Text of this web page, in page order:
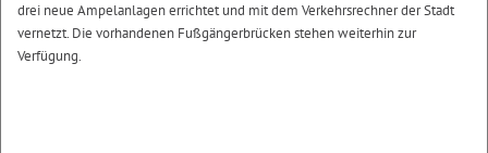
drei neue Ampelanlagen errichtet und mit dem Verkehrsrechner der Stadt
vernetzt. Die vorhandenen Fußgängerbrücken stehen weiterhin zur
Verfügung.